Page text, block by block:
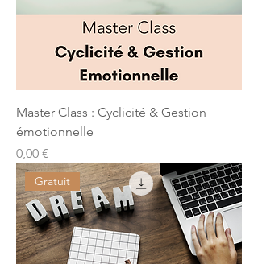
Master Class : Cyclicité & Gestion
émotionnelle
Prix
0,00 €
Gratuit